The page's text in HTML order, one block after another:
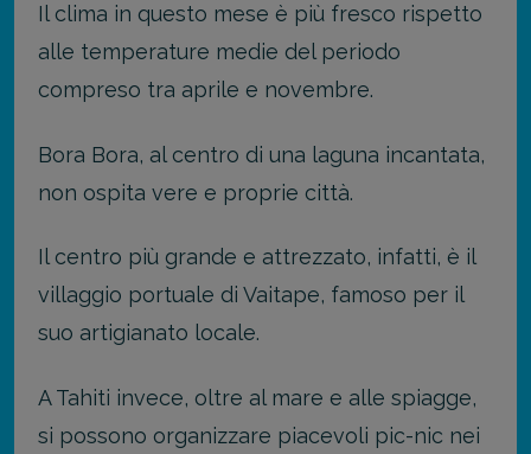
Il clima in questo mese è più fresco rispetto
alle temperature medie del periodo
compreso tra aprile e novembre.
Bora Bora, al centro di una laguna incantata,
non ospita vere e proprie città.
Il centro più grande e attrezzato, infatti, è il
villaggio portuale di Vaitape, famoso per il
suo artigianato locale.
A Tahiti invece, oltre al mare e alle spiagge,
si possono organizzare piacevoli pic-nic nei